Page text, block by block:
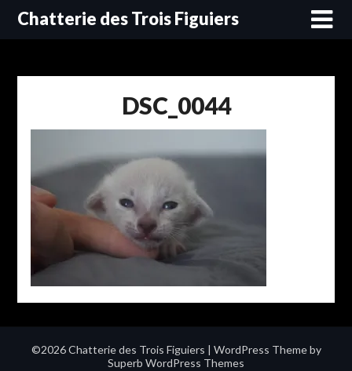
SkipChatterie des Trois Figuiers
DSC_0044
©2026 Chatterie des Trois Figuiers | WordPress Theme by
Superb WordPress Themes